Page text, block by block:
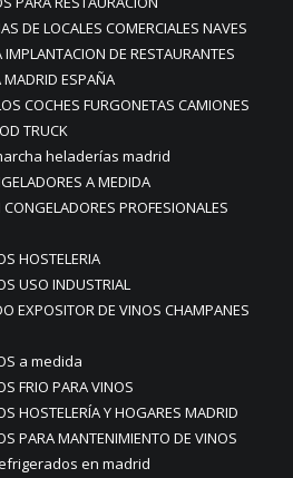
DE LOCALES COMERCIALES NAVES
DE RESTAURANTES
MADRID ESPAÑA
COCHES FURGONETAS CAMIONES
TRUCK
heladerías madrid
A MEDIDA
PROFESIONALES
HOSTELERIA
USO INDUSTRIAL
EXPOSITOR DE VINOS CHAMPANES
a medida
FRIO PARA VINOS
HOSTELERÍA Y HOGARES MADRID
PARA MANTENIMIENTO DE VINOS
en madrid